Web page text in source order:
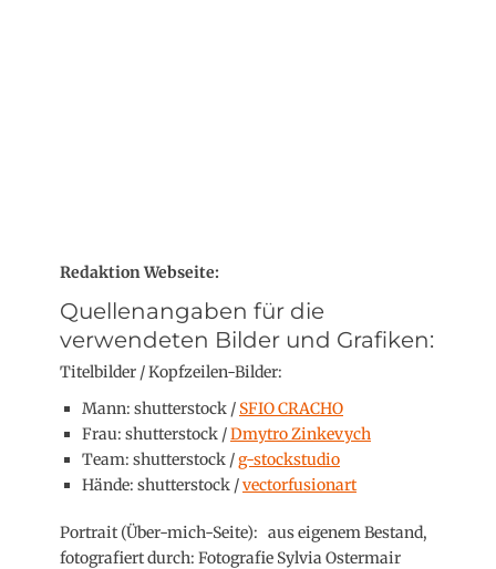
Redaktion Webseite:
Quellenangaben für die
verwendeten Bilder und Grafiken:
Titelbilder / Kopfzeilen-Bilder:
Mann: shutterstock / SFIO CRACHO
Frau: shutterstock /Dmytro Zinkevych
Team: shutterstock /g-stockstudio
Hände: shutterstock /vectorfusionart
Portrait (Über-mich-Seite): aus eigenem Bestand,
fotografiert durch: Fotografie Sylvia Ostermair